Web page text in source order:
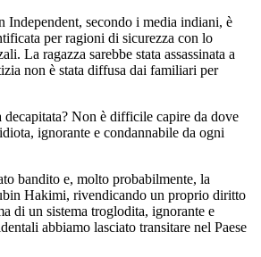
Independent, secondo i media indiani, è
per ragioni di sicurezza con lo
La ragazza sarebbe stata assassinata a
non è stata diffusa dai familiari per
decapitata? Non è difficile capire da dove
ignorante e condannabile da ogni
bandito e, molto probabilmente, la
Hakimi, rivendicando un proprio diritto
di un sistema troglodita, ignorante e
abbiamo lasciato transitare nel Paese